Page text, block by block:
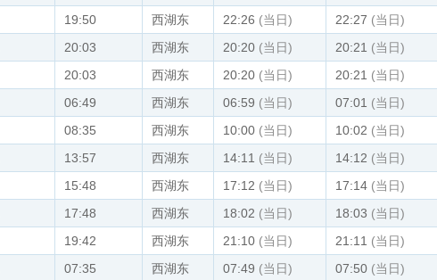
19:50 西湖东 22:26 (当日) 22:27 (当日)
20:03 西湖东 20:20 (当日) 20:21 (当日)
20:03 西湖东 20:20 (当日) 20:21 (当日)
06:49 西湖东 06:59 (当日) 07:01 (当日)
08:35 西湖东 10:00 (当日) 10:02 (当日)
13:57 西湖东 14:11 (当日) 14:12 (当日)
15:48 西湖东 17:12 (当日) 17:14 (当日)
17:48 西湖东 18:02 (当日) 18:03 (当日)
19:42 西湖东 21:10 (当日) 21:11 (当日)
07:35 西湖东 07:49 (当日) 07:50 (当日)